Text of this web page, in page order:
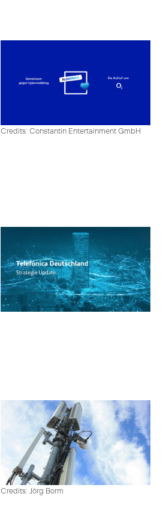
Credits: Constantin Entertainment GmbH
Credits: Jörg Borm